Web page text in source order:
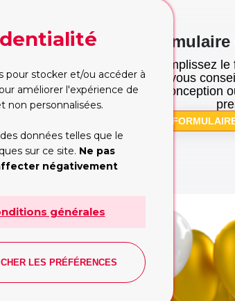
- 17h. Dimanche:
Remplissez
vous
conception
la conversation
on s'occupe
du reste!
pour stocker et/ou accéder à
améliorer l'expérience de
non personnalisées.
données telles que le
sur ce site. Ne pas
négativement
générales
LES PRÉFÉRENCES